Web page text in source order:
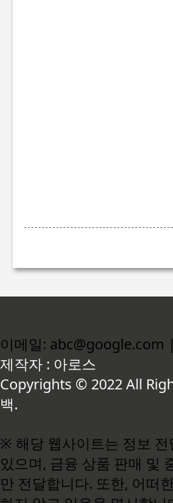
이메일: abc@google.com
제작자 : 아로스
Copyrights © 2022 All
백.
※ 해당 웹사이트는 정보
있으며, 금융 상품 판매 및
만 전달합니다. 또한, 어떠